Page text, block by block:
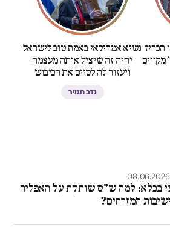
הכריז נשיא אמריקאי באמת טוב לישראל
יהיה זה שיציל אותה מעצמה
ויעזור לה לסיים את הכיבוש
נדב תמיר
בכלא: למה ש"ס שותקת על האפליה
המזרחים?